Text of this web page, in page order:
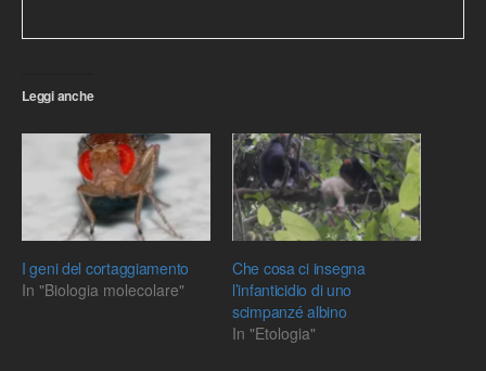
Leggi anche
I geni del cortaggiamento
In "Biologia molecolare"
Che cosa ci insegna
l’infanticidio di uno
scimpanzé albino
In "Etologia"